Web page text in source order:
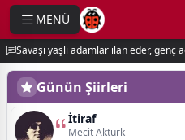
MENÜ
Savaşı yaşlı adamlar ilan eder, genç
Günün Şiirleri
İtiraf
Mecit Aktürk
menu